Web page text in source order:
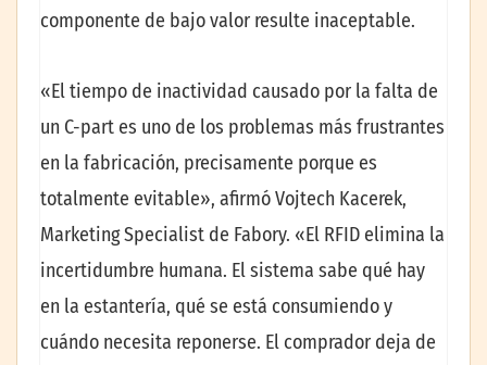
componente de bajo valor resulte inaceptable.
«El tiempo de inactividad causado por la falta de
un C-part es uno de los problemas más frustrantes
en la fabricación, precisamente porque es
totalmente evitable», afirmó Vojtech Kacerek,
Marketing Specialist de Fabory. «El RFID elimina la
incertidumbre humana. El sistema sabe qué hay
en la estantería, qué se está consumiendo y
cuándo necesita reponerse. El comprador deja de